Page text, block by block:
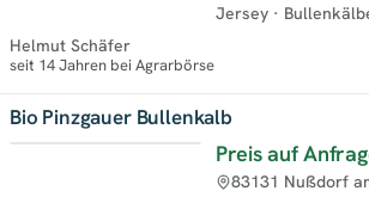
Jersey ·
Helmut Schäfer
seit 14 Jahren bei Agrarbörse
Bio Pinzgauer Bullenkalb
Preis auf
83131 Nußdorf